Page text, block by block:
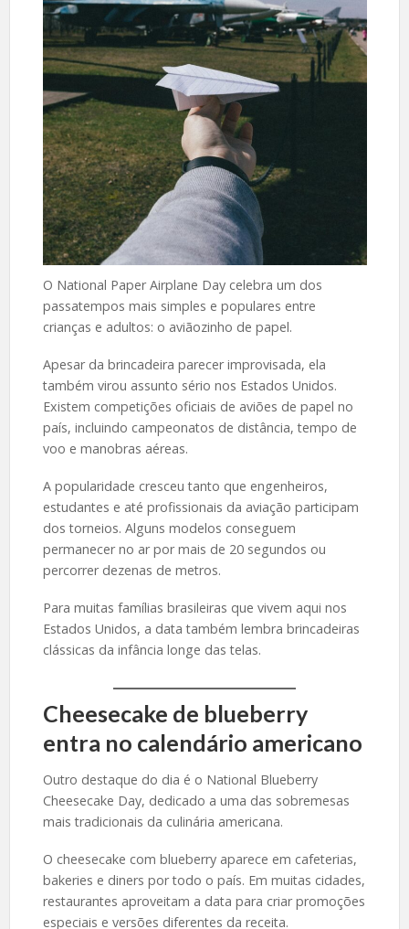
O National Paper Airplane Day celebra um dos
passatempos mais simples e populares entre
crianças e adultos: o aviãozinho de papel.
Apesar da brincadeira parecer improvisada, ela
também virou assunto sério nos Estados Unidos.
Existem competições oficiais de aviões de papel no
país, incluindo campeonatos de distância, tempo de
voo e manobras aéreas.
A popularidade cresceu tanto que engenheiros,
estudantes e até profissionais da aviação participam
dos torneios. Alguns modelos conseguem
permanecer no ar por mais de 20 segundos ou
percorrer dezenas de metros.
Para muitas famílias brasileiras que vivem aqui nos
Estados Unidos, a data também lembra brincadeiras
clássicas da infância longe das telas.
Cheesecake de blueberry
entra no calendário americano
Outro destaque do dia é o National Blueberry
Cheesecake Day, dedicado a uma das sobremesas
mais tradicionais da culinária americana.
O cheesecake com blueberry aparece em cafeterias,
bakeries e diners por todo o país. Em muitas cidades,
restaurantes aproveitam a data para criar promoções
especiais e versões diferentes da receita.